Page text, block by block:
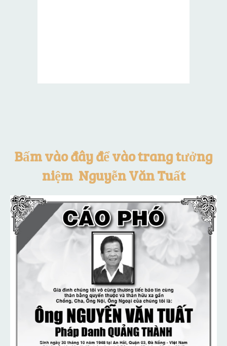
Bấm vào đây để vào trang tưởng
niệm Nguyễn Văn Tuất